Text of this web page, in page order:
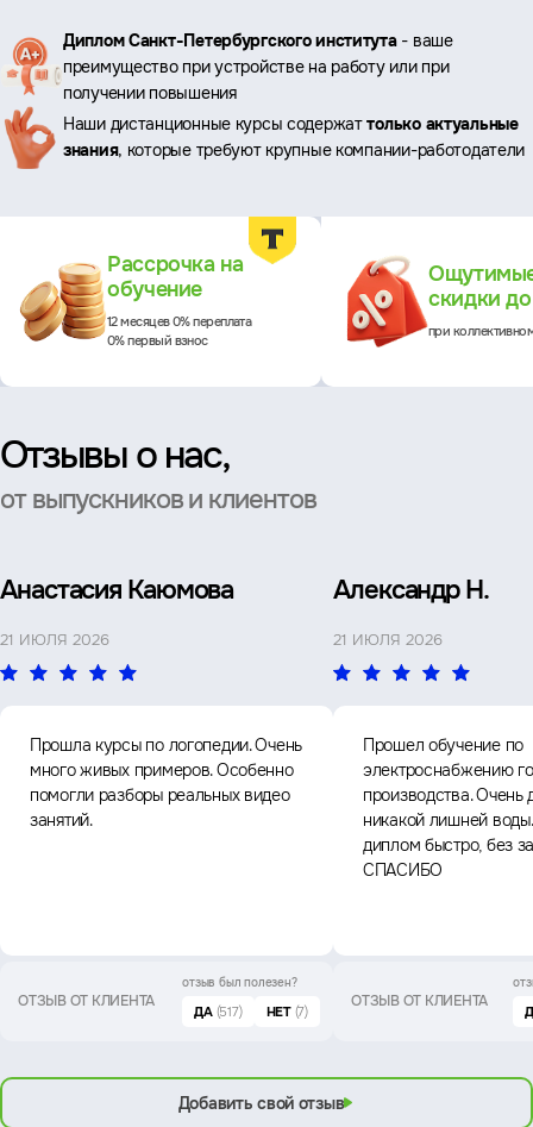
Ключевые
преимущества
Диплом Санкт-Петербургского института- ваше
преимущество при устройстве на работу или при
получении повышения
Наши дистанционные курсы содержаттолько актуальные
знания, которые требуют крупные компании-работодатели
Рассрочка на
обучение
12 месяцев 0% переплата
0% первый взнос
скидки
при
Отзывы о нас,
от выпускников и клиентов
Анастасия Каюмова
21 ИЮЛЯ 2026
Прошла курсы по логопедии. Очень
много живых примеров. Особенно
помогли разборы реальных видео
занятий.
ОТЗЫВ ОТ КЛИЕНТА
отзыв был полезен?
ДА (517) НЕТ (7)
Александр Н.
21 ИЮЛЯ 2026
Прошел обучение по
электроснабжению
производства. Очень
никакой лишней
диплом быстро, без
СПАСИБО
ОТЗЫВ ОТ КЛИЕНТА
Добавить свой отзыв